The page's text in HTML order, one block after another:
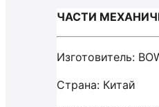
ЧАСТИ
Изготовитель:
Страна: Китай